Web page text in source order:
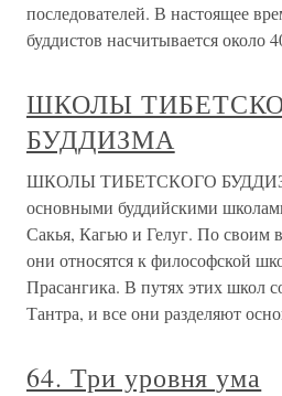
последователей. В настоящее
буддистов насчитывается около
ШКОЛЫ
БУДДИЗМА
ШКОЛЫ ТИБЕТСКОГО
основными буддийскими
Сакья, Кагью и Гелуг. По своим
они относятся к философской
Прасангика. В путях этих школ
Тантра, и все они разделяют
64. Три уровня ума